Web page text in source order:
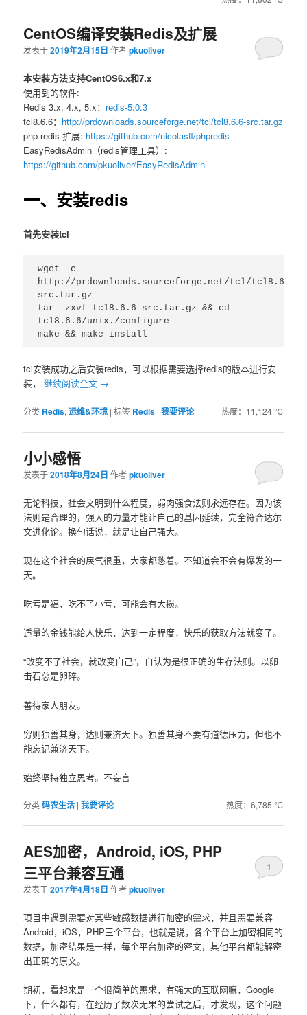
CentOS编译安装Redis及扩展
发表于2019年2月15日 作者pkuoliver
本安装方法支持CentOS6.x和7.x
使用到的软件:
Redis 3.x, 4.x, 5.x： redis-5.0.3
tcl8.6.6： http://prdownloads.sourceforge.net/tcl/tcl8.6.6-src.tar.gz
php redis 扩展: https://github.com/nicolasff/phpredis
EasyRedisAdmin（redis管理工具）:
https://github.com/pkuoliver/EasyRedisAdmin
一、安装redis
首先安装tcl
wget -c
http://prdownloads.sourceforge.net/tcl/tcl8.6.6-
src.tar.gz
tar -zxvf tcl8.6.6-src.tar.gz && cd
tcl8.6.6/unix./configure
make && make install
tcl安装成功之后安装redis，可以根据需要选择redis的版本进行安
装，继续阅读全文 →
分类 Redis,运维&环境 |标签 Redis |我要评论 热度：11,124 ℃
小小感悟
发表于2018年8月24日 作者pkuoliver
无论科技，社会文明到什么程度，弱肉强食法则永远存在。因为该
法则是合理的，强大的力量才能让自己的基因延续，完全符合达尔
文进化论。换句话说，就是让自己强大。
现在这个社会的戾气很重，大家都憋着。不知道会不会有爆发的一
天。
吃亏是福，吃不了小亏，可能会有大损。
适量的金钱能给人快乐，达到一定程度，快乐的获取方法就变了。
“改变不了社会，就改变自己”，自认为是很正确的生存法则。以卵
击石总是卵碎。
善待家人朋友。
穷则独善其身，达则兼济天下。独善其身不要有道德压力，但也不
能忘记兼济天下。
始终坚持独立思考。不妄言
分类码农生活 |我要评论 热度：6,785 ℃
AES加密，Android, iOS, PHP
三平台兼容互通
发表于2017年4月18日 作者pkuoliver
1
项目中遇到需要对某些敏感数据进行加密的需求，并且需要兼容
Android，iOS，PHP三个平台，也就是说，各个平台上加密相同的
数据，加密结果是一样，每个平台加密的密文，其他平台都能解密
出正确的原文。
期初，看起来是一个很简单的需求，有强大的互联网嘛，Google
下，什么都有，在经历了数次无果的尝试之后，才发现，这个问题